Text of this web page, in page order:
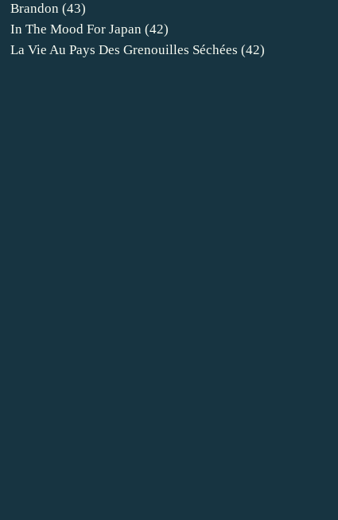
Brandon (43)
In The Mood For Japan (42)
La Vie Au Pays Des Grenouilles Séchées (42)